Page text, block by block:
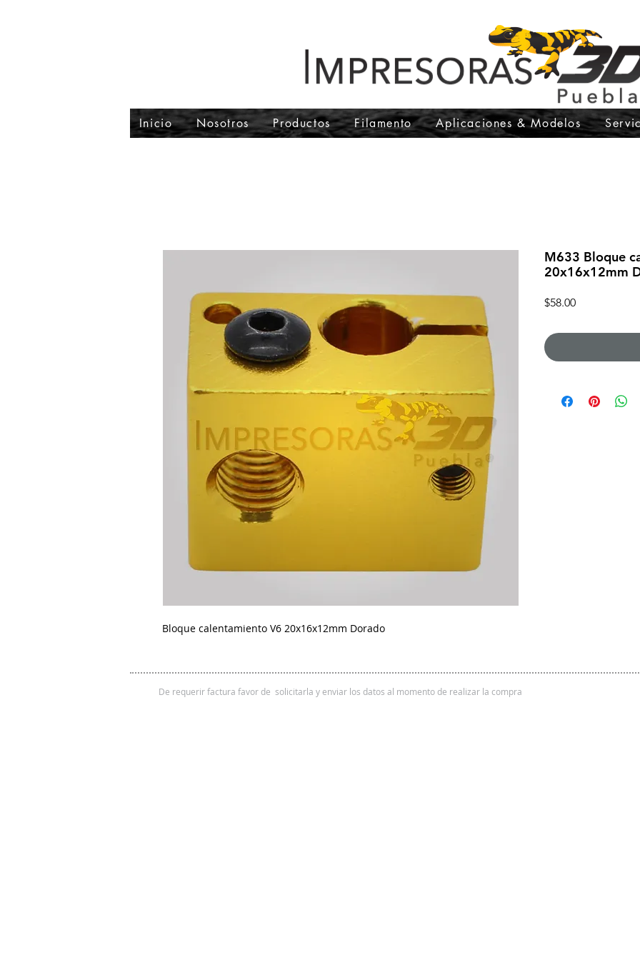
Inicio Nosotros Productos Filamento Aplicaciones & Modelos
Bloque calentamiento V6 20x16x12mm Dorado
M633 Bloque
20x16x12mm
$58.00Precio
De requerir factura favor de solicitarla y enviar los datos al momento de realizar la compra